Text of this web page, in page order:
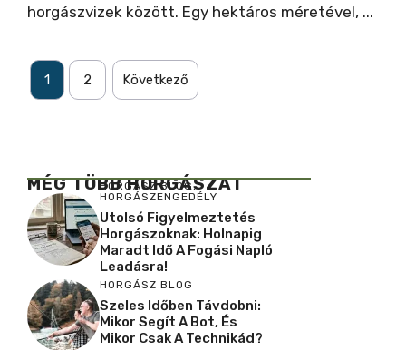
horgászvizek között. Egy hektáros méretével, ...
1 2 Következő
MÉG TÖBB HORGÁSZAT
HORGÁSZ BLOG,
HORGÁSZENGEDÉLY
Utolsó Figyelmeztetés
Horgászoknak: Holnapig
Maradt Idő A Fogási Napló
Leadásra!
HORGÁSZ BLOG
Szeles Időben Távdobni:
Mikor Segít A Bot, És
Mikor Csak A Technikád?